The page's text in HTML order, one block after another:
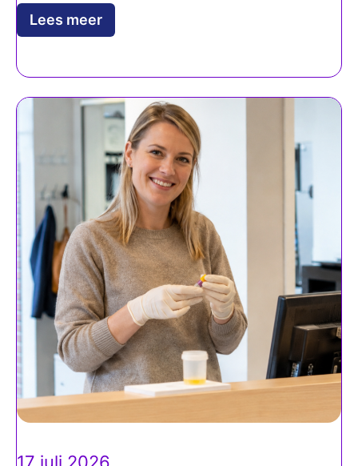
Lees meer
17 juli 2026